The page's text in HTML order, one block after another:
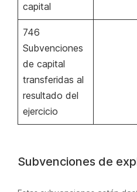
capital
746
Subvenciones
de capital
transferidas al
resultado del
ejercicio
Subvenciones de